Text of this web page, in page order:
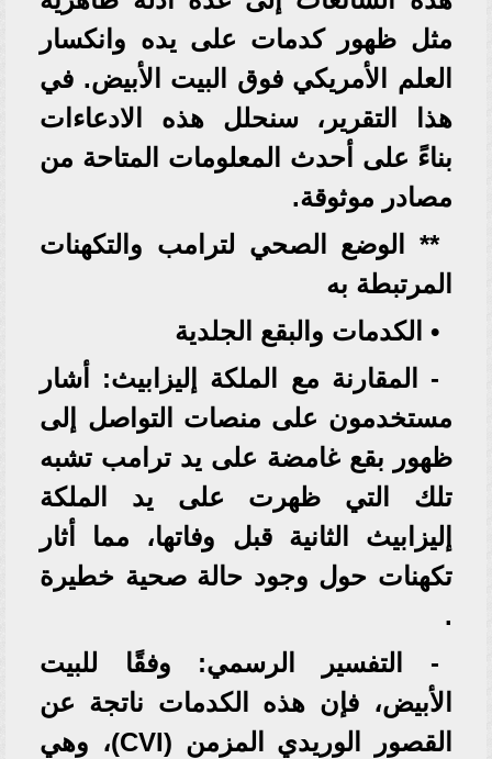
مثل ظهور كدمات على يده وانكسار
العلم الأمريكي فوق البيت الأبيض. في
هذا التقرير، سنحلل هذه الادعاءات
بناءً على أحدث المعلومات المتاحة من
مصادر موثوقة.
** الوضع الصحي لترامب والتكهنات
المرتبطة به
• الكدمات والبقع الجلدية
- المقارنة مع الملكة إليزابيث: أشار
مستخدمون على منصات التواصل إلى
ظهور بقع غامضة على يد ترامب تشبه
تلك التي ظهرت على يد الملكة
إليزابيث الثانية قبل وفاتها، مما أثار
تكهنات حول وجود حالة صحية خطيرة
.
- التفسير الرسمي: وفقًا للبيت
الأبيض، فإن هذه الكدمات ناتجة عن
القصور الوريدي المزمن (CVI)، وهي